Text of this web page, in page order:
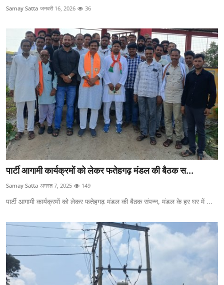
Samay Satta जनवरी 16, 2026 36
पार्टी आगामी कार्यक्रमों को लेकर फतेहगढ़ मंडल की बैठक स...
Samay Satta अगस्त 7, 2025 149
पार्टी आगामी कार्यक्रमों को लेकर फतेहगढ़ मंडल की बैठक संपन्न, मंडल के हर घर में ...